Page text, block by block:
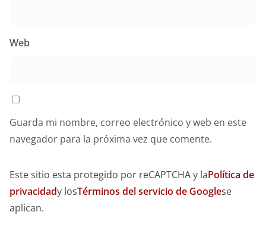
Web
Guarda mi nombre, correo electrónico y web en este
navegador para la próxima vez que comente.
Este sitio esta protegido por reCAPTCHA y laPolítica de
privacidady losTérminos del servicio de Googlese
aplican.